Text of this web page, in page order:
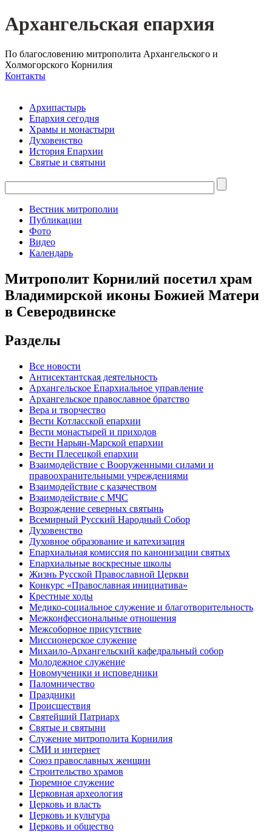
Архангельская епархия
По благословению митрополита Архангельского и
Холмогорского Корнилия
Контакты
Архипастырь
Епархия сегодня
Храмы и монастыри
Духовенство
История Епархии
Святые и святыни
Вестник митрополии
Публикации
Фото
Видео
Календарь
Митрополит Корнилий посетил храм
Владимирской иконы Божией Матери
в Северодвинске
Разделы
Все новости
Антисектантская деятельность
Архангельское Епархиальное управление
Архангельское православное братство
Вера и творчество
Вести Котласской епархии
Вести монастырей и приходов
Вести Нарьян-Марской епархии
Вести Плесецкой епархии
Взаимодействие с Вооруженными силами и
правоохранительными учреждениями
Взаимодействие с казачеством
Взаимодействие с МЧС
Возрождение северных святынь
Всемирный Русский Народный Собор
Духовенство
Духовное образование и катехизация
Епархиальная комиссия по канонизации святых
Епархиальные воскресные школы
Жизнь Русской Православной Церкви
Конкурс «Православная инициатива»
Крестные ходы
Медико-социальное служение и благотворительность
Межконфессиональные отношения
Межсоборное присутствие
Миссионерское служение
Михаило-Архангельский кафедральный собор
Молодежное служение
Новомученики и исповедники
Паломничество
Праздники
Происшествия
Святейший Патриарх
Святые и святыни
Служение митрополита Корнилия
СМИ и интернет
Союз православных женщин
Строительство храмов
Тюремное служение
Церковная археология
Церковь и власть
Церковь и культура
Церковь и общество